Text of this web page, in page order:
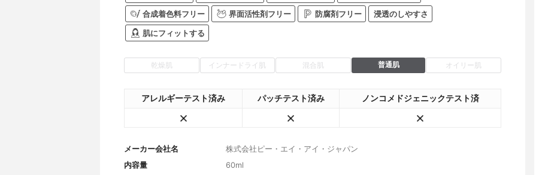
合成着色料フリー 界面活性剤フリー 防腐剤フリー 浸透のしやすさ
肌にフィットする
乾燥肌 インナードライ肌 混合肌 普通肌 オイリー肌
アレルギーテスト済み パッチテスト済み ノンコメドジェニックテスト済
メーカー会社名
株式会社ピー・エイ・アイ・ジャパン
内容量
60ml